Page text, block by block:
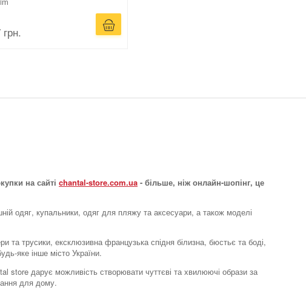
на сайті chantal-store.com.ua - більше, ніж онлайн-шопінг, це
одяг, купальники, одяг для пляжу та аксесуари, а також моделі
та трусики, ексклюзивна французька спідня білизна, бюстьє та боді,
яке інше місто України.
store дарує можливість створювати чуттєві та хвилюючі образи за
для дому.